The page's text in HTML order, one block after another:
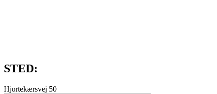
STED:
Hjortekærsvej 50